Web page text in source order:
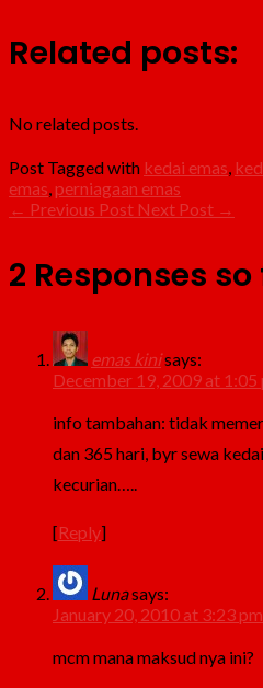
Related posts:
No related posts.
Post Tagged with kedai emas,
emas, perniagaan emas
← Previous Post Next Post →
2 Responses
emas kinisays:
December 19, 2009 at 1:05
info tambahan: tidak
dan 365 hari, byr sewa
kecurian…..
[Reply]
Lunasays:
January 20, 2010 at 3:23 pm
mcm mana maksud nya ini?